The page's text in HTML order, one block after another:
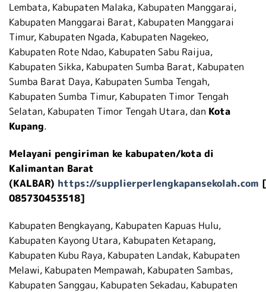
Lembata, Kabupaten Malaka, Kabupaten Manggarai,
Kabupaten Manggarai Barat, Kabupaten Manggarai
Timur, Kabupaten Ngada, Kabupaten Nagekeo,
Kabupaten Rote Ndao, Kabupaten Sabu Raijua,
Kabupaten Sikka, Kabupaten Sumba Barat, Kabupaten
Sumba Barat Daya, Kabupaten Sumba Tengah,
Kabupaten Sumba Timur, Kabupaten Timor Tengah
Selatan, Kabupaten Timor Tengah Utara, dan Kota
Kupang.
Melayani pengiriman ke kabupaten/kota di
Kalimantan Barat
(KALBAR) https://supplierperlengkapansekolah.com
085730453518]
Kabupaten Bengkayang, Kabupaten Kapuas Hulu,
Kabupaten Kayong Utara, Kabupaten Ketapang,
Kabupaten Kubu Raya, Kabupaten Landak, Kabupaten
Melawi, Kabupaten Mempawah, Kabupaten Sambas,
Kabupaten Sanggau, Kabupaten Sekadau, Kabupaten